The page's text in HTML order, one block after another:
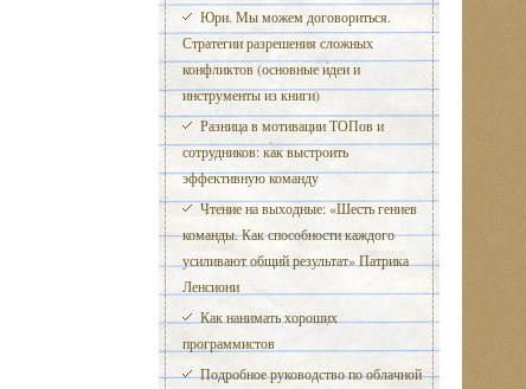
Юри. Мы можем договориться.
Стратегии разрешения сложных
конфликтов (основные идеи и
инструменты из книги)
Разница в мотивации ТОПов и
сотрудников: как выстроить
эффективную команду
Чтение на выходные: «Шесть гениев
команды. Как способности каждого
усиливают общий результат» Патрика
Ленсиони
Как нанимать хороших
программистов
Подробное руководство по облачной